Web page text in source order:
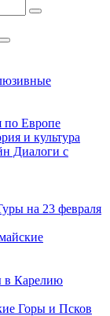
по Европе
и культура
Диалоги с
на 23 февраля
в Карелию
Горы и Псков